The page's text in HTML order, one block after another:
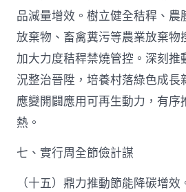
品減量增效。樹立健全秸稈、農
放棄物、畜禽糞污等農業放棄物
加大力度秸稈禁燒管控。深刻推
況整治晉陞，培養村落綠色成長
應變開闢應用可再生動力，有序
熱。
七、實行周全節儉計謀
（十五）鼎力推動節能降碳增